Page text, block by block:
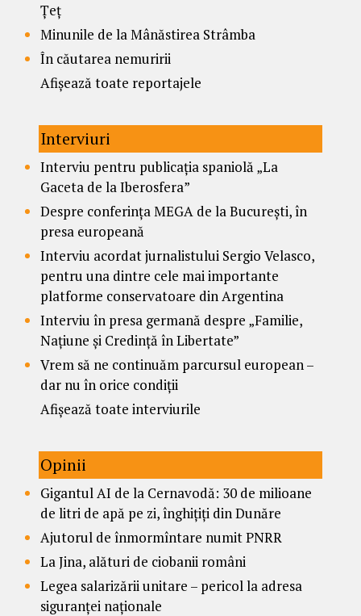
Țeț
Minunile de la Mânăstirea Strâmba
În căutarea nemuririi
Afișează toate reportajele
Interviuri
Interviu pentru publicația spaniolă „La
Gaceta de la Iberosfera”
Despre conferința MEGA de la București, în
presa europeană
Interviu acordat jurnalistului Sergio Velasco,
pentru una dintre cele mai importante
platforme conservatoare din Argentina
Interviu în presa germană despre „Familie,
Națiune și Credință în Libertate”
Vrem să ne continuăm parcursul european –
dar nu în orice condiții
Afișează toate interviurile
Opinii
Gigantul AI de la Cernavodă: 30 de milioane
de litri de apă pe zi, înghițiți din Dunăre
Ajutorul de înmormîntare numit PNRR
La Jina, alături de ciobanii români
Legea salarizării unitare – pericol la adresa
siguranței naționale